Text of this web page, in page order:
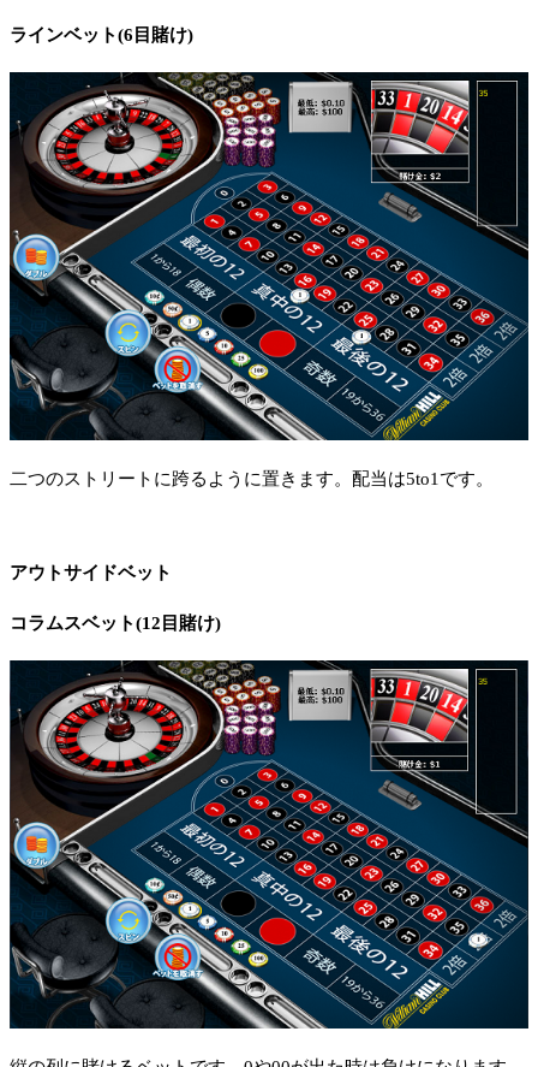
ラインベット(6目賭け)
二つのストリートに跨るように置きます。配当は5to1です。
アウトサイドベット
コラムスベット(12目賭け)